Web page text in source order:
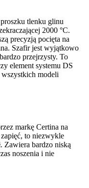
tlenku glinu
2000 °C.
precyzją pocięta na
Szafir jest wyjątkowo
przejrzysty. To
element systemu DS
modeli
markę Certina na
to niezwykle
Zawiera bardzo niską
noszenia i nie